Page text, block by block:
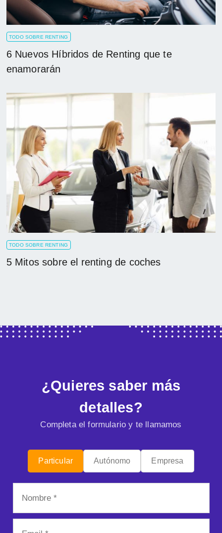
TODO SOBRE RENTING
6 Nuevos Híbridos de Renting que te
enamorarán
TODO SOBRE RENTING
5 Mitos sobre el renting de coches
¿Quieres saber más
detalles?
Completa el formulario y te llamamos
Particular Autónomo Empresa